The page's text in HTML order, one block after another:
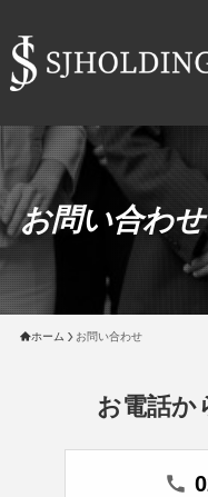
お問い合わせ
ホーム お問い合わせ
お電話か